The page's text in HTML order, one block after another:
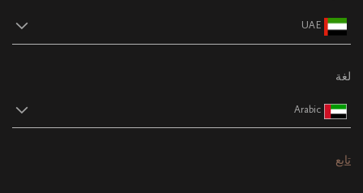
UAE
لغة
Arabic
تابع